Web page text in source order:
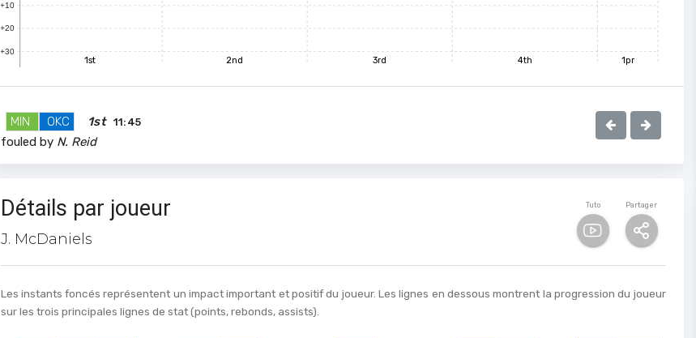
+30
+20
+10
1st 2nd 3rd 4th 1pr
MIN OKC 1st 11:45
fouled by N. Reid
Partager
Tuto
Détails par joueur
J. McDaniels
Les instants foncés représentent un impact important et positif du joueur. Les lignes en dessous montrent la progression du joueur
sur les trois principales lignes de stat (points, rebonds, assists).
80
100